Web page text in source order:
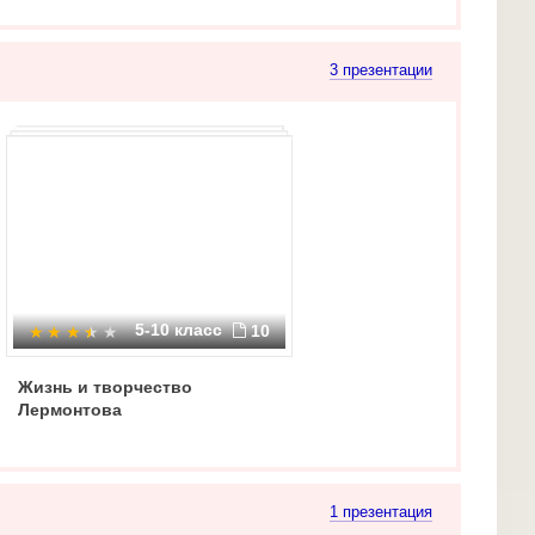
3 презентации
5-10 класс 10
Жизнь и творчество
Лермонтова
1 презентация